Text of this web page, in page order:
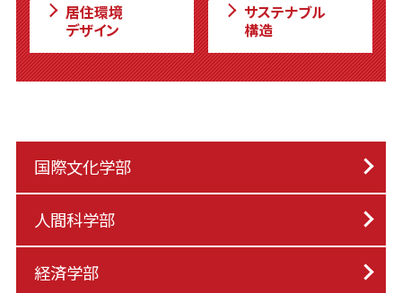
居住環境
デザイン
サステナブル
構造
国際文化学部
人間科学部
経済学部